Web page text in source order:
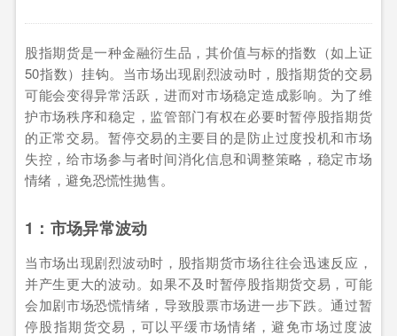
股指期货是一种金融衍生品，其价值与标的指数（如上证
50指数）挂钩。当市场出现剧烈波动时，股指期货的交易
可能会变得异常活跃，进而对市场稳定造成影响。为了维
护市场秩序和稳定，监管部门有权在必要时暂停股指期货
的正常交易。暂停交易的主要目的是防止过度投机和市场
失控，给市场参与者时间消化信息和调整策略，稳定市场
情绪，避免恐慌性抛售。
1：市场异常波动
当市场出现剧烈波动时，股指期货市场往往会迅速反应，
并产生更大的波动。如果不及时暂停股指期货交易，可能
会加剧市场恐慌情绪，导致股票市场进一步下跌。通过暂
停股指期货交易，可以平缓市场情绪，避免市场过度波